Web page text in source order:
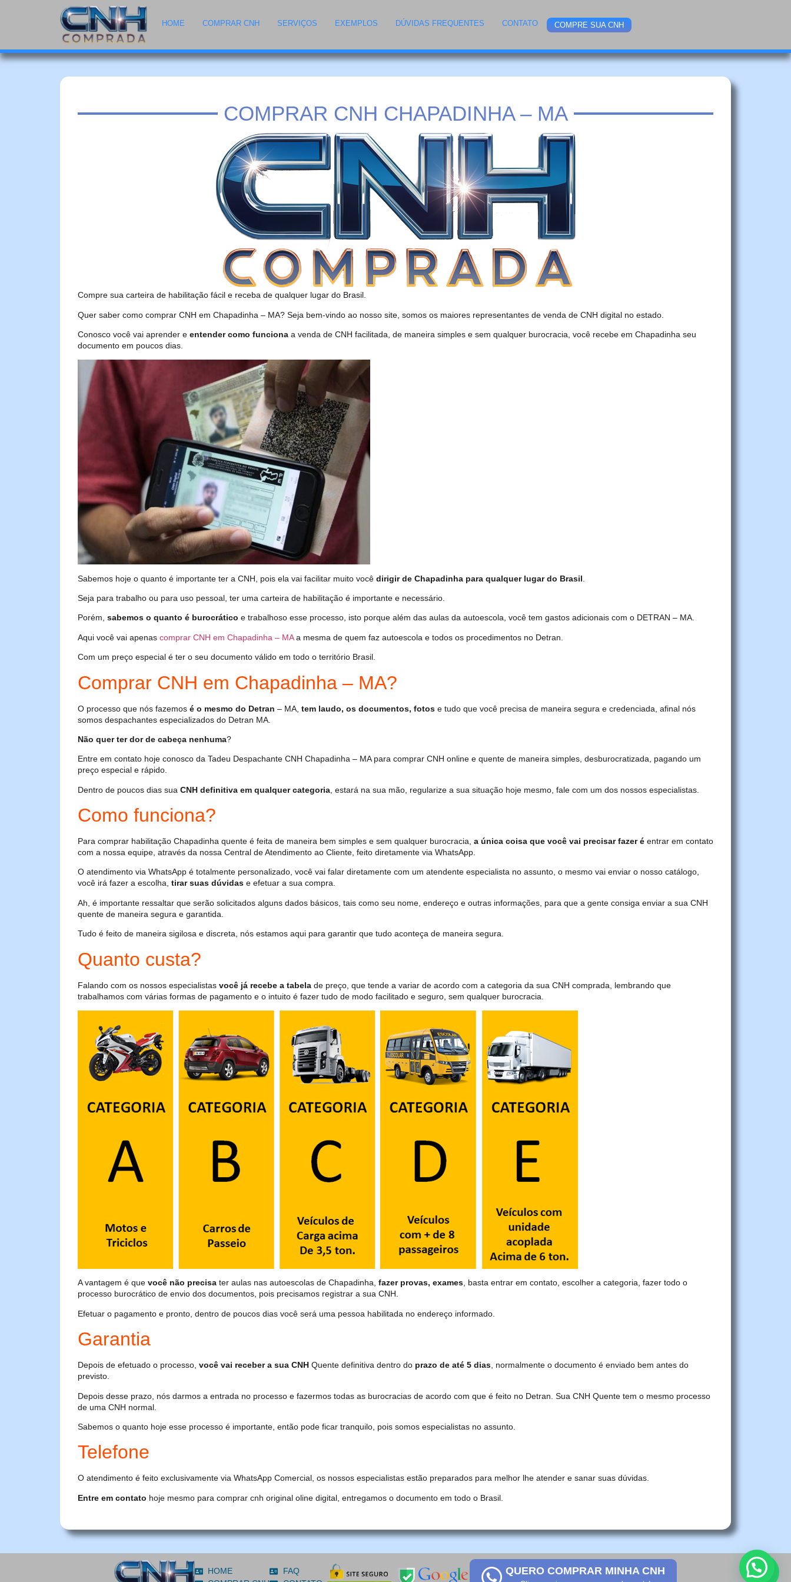
HOME COMPRAR CNH SERVIÇOS EXEMPLOS DÚVIDAS FREQUENTES CONTATO COMPRE SUA CNH
COMPRAR CNH CHAPADINHA – MA
Compre sua carteira de habilitação fácil e receba de qualquer lugar do Brasil.
Quer saber como comprar CNH em Chapadinha – MA? Seja bem-vindo ao nosso site, somos os maiores representantes de venda de CNH digital no estado.
Conosco você vai aprender e entender como funciona a venda de CNH facilitada, de maneira simples e sem qualquer burocracia, você recebe em Chapadinha seu
documento em poucos dias.
Sabemos hoje o quanto é importante ter a CNH, pois ela vai facilitar muito você dirigir de Chapadinha para qualquer lugar do Brasil
Seja para trabalho ou para uso pessoal, ter uma carteira de habilitação é importante e necessário.
Porém, sabemos o quanto é burocrático e trabalhoso esse processo, isto porque além das aulas da autoescola, você tem gastos adicionais com o DETRAN – MA.
Aqui você vai apenas comprar CNH em Chapadinha – MAa mesma de quem faz autoescola e todos os procedimentos no Detran.
Com um preço especial é ter o seu documento válido em todo o território Brasil.
Comprar CNH em Chapadinha – MA?
O processo que nós fazemos é o mesmo do Detran – MA, tem laudo, os documentos, fotos e tudo que você precisa de maneira segura e credenciada, afinal nós
somos despachantes especializados do Detran MA.
Não quer ter dor de cabeça nenhuma?
Entre em contato hoje conosco da Tadeu Despachante CNH Chapadinha – MA para comprar CNH online e quente de maneira simples, desburocratizada, pagando um
preço especial e rápido.
Dentro de poucos dias sua CNH definitiva em qualquer categoria , estará na sua mão, regularize a sua situação hoje mesmo, fale com um dos nossos especialistas.
Como funciona?
Para comprar habilitação Chapadinha quente é feita de maneira bem simples e sem qualquer burocracia, a única coisa que você vai precisar fazer é entrar em contato
com a nossa equipe, através da nossa Central de Atendimento ao Cliente, feito diretamente via WhatsApp.
O atendimento via WhatsApp é totalmente personalizado, você vai falar diretamente com um atendente especialista no assunto, o mesmo vai enviar o nosso catálogo,
você irá fazer a escolha, tirar suas dúvidas e efetuar a sua compra.
Ah, é importante ressaltar que serão solicitados alguns dados básicos, tais como seu nome, endereço e outras informações, para que a gente consiga enviar a sua CNH
quente de maneira segura e garantida.
Tudo é feito de maneira sigilosa e discreta, nós estamos aqui para garantir que tudo aconteça de maneira segura.
Quanto custa?
Falando com os nossos especialistas você já recebe a tabela de preço, que tende a variar de acordo com a categoria da sua CNH comprada, lembrando que
trabalhamos com várias formas de pagamento e o intuito é fazer tudo de modo facilitado e seguro, sem qualquer burocracia.
A vantagem é que você não precisa ter aulas nas autoescolas de Chapadinha, fazer provas, exames, basta entrar em contato, escolher a categoria, fazer todo o
processo burocrático de envio dos documentos, pois precisamos registrar a sua CNH.
Efetuar o pagamento e pronto, dentro de poucos dias você será uma pessoa habilitada no endereço informado.
Garantia
Depois de efetuado o processo, você vai receber a sua CNH Quente definitiva dentro do prazo de até 5 dias, normalmente o documento é enviado bem antes do
previsto.
Depois desse prazo, nós darmos a entrada no processo e fazermos todas as burocracias de acordo com que é feito no Detran. Sua CNH Quente tem o mesmo processo
de uma CNH normal.
Sabemos o quanto hoje esse processo é importante, então pode ficar tranquilo, pois somos especialistas no assunto.
Telefone
O atendimento é feito exclusivamente via WhatsApp Comercial, os nossos especialistas estão preparados para melhor lhe atender e sanar suas dúvidas.
Entre em contato hoje mesmo para comprar cnh original oline digital, entregamos o documento em todo o Brasil.
HOME
FAQ
QUERO COMPRAR MINHA CNH